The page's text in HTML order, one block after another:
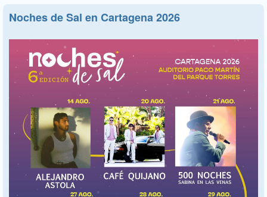
Noches de Sal en Cartagena 2026